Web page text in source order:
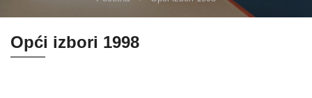
Opći izbori 1998